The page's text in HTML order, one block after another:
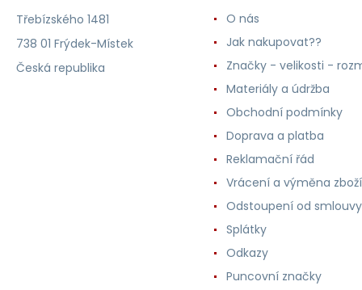
Třebízského 1481
738 01 Frýdek-Místek
Česká republika
O nás
Jak nakupovat??
Značky - velikosti -
Materiály a údržba
Obchodní podmínky
Doprava a platba
Reklamační řád
Vrácení a výměna zboží
Odstoupení od smlouvy
Splátky
Odkazy
Puncovní značky